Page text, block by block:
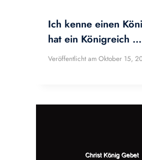
Ich kenne einen
hat ein Königreich …
Veröffentlicht am Oktober 15,